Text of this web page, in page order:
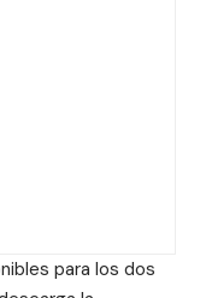
para los dos